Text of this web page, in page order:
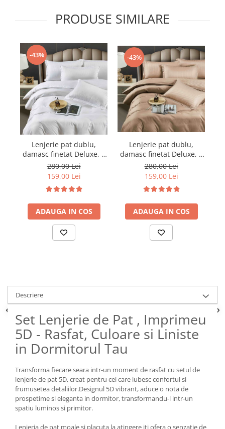
PRODUSE SIMILARE
-43%
Lenjerie pat dublu,
damasc finetat Deluxe, 6
piese, cearceaf pat cu
elastic, Alb
280,00 Lei
159,00 Lei
ADAUGA IN COS
-43%
Lenjerie pat dublu,
damasc finetat Deluxe, 6
piese, cearceaf pat cu
elastic, Maro
280,00 Lei
159,00 Lei
ADAUGA IN COS
Descriere
Set Lenjerie de Pat , Imprimeu
5D - Rasfat, Culoare si Liniste
in Dormitorul Tau
Transforma fiecare seara intr-un moment de rasfat cu setul de
lenjerie de pat 5D, creat pentru cei care iubesc confortul si
frumusetea detaliilor.Designul 5D vibrant, aduce o nota de
prospetime si eleganta in dormitor, transformandu-l intr-un
spatiu luminos si primitor.
Lenjeria de pat moale si placuta la atingere iti ofera o senzatie de